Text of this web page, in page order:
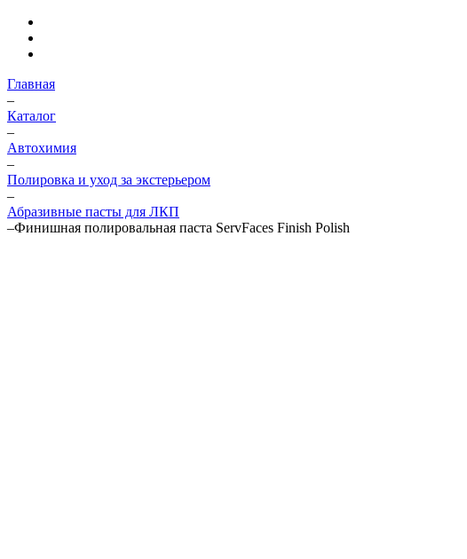
Главная
–
Каталог
–
Автохимия
–
Полировка и уход за экстерьером
–
Абразивные пасты для ЛКП
–Финишная полировальная паста ServFaces Finish Polish